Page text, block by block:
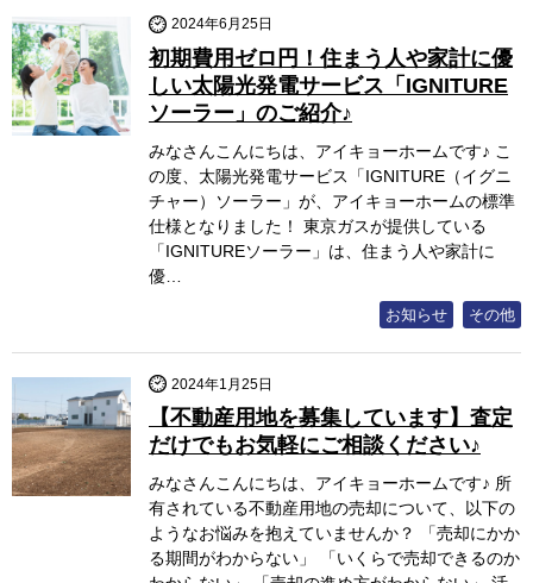
2024年6月25日
初期費用ゼロ円！住まう人や家計に優
しい太陽光発電サービス「IGNITURE
ソーラー」のご紹介♪
みなさんこんにちは、アイキョーホームです♪ こ
の度、太陽光発電サービス「IGNITURE（イグニ
チャー）ソーラー」が、アイキョーホームの標準
仕様となりました！ 東京ガスが提供している
「IGNITUREソーラー」は、住まう人や家計に
優…
お知らせ その他
2024年1月25日
【不動産用地を募集しています】査定
だけでもお気軽にご相談ください♪
みなさんこんにちは、アイキョーホームです♪ 所
有されている不動産用地の売却について、以下の
ようなお悩みを抱えていませんか？ 「売却にかか
る期間がわからない」 「いくらで売却できるのか